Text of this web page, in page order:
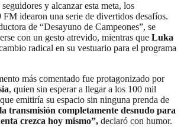
y alcanzar esta meta, los
idearon una serie de divertidos desafíos.
de “Desayuno de Campeones”, se
con un gesto atrevido, mientras que Luka
radical en su vestuario para el programa
más comentado fue protagonizado por
, quien sin esperar a llegar a los 100 mil
emitiría su espacio sin ninguna prenda de
transmisión completamente desnudo para
crezca hoy mismo”, declaró con humor.